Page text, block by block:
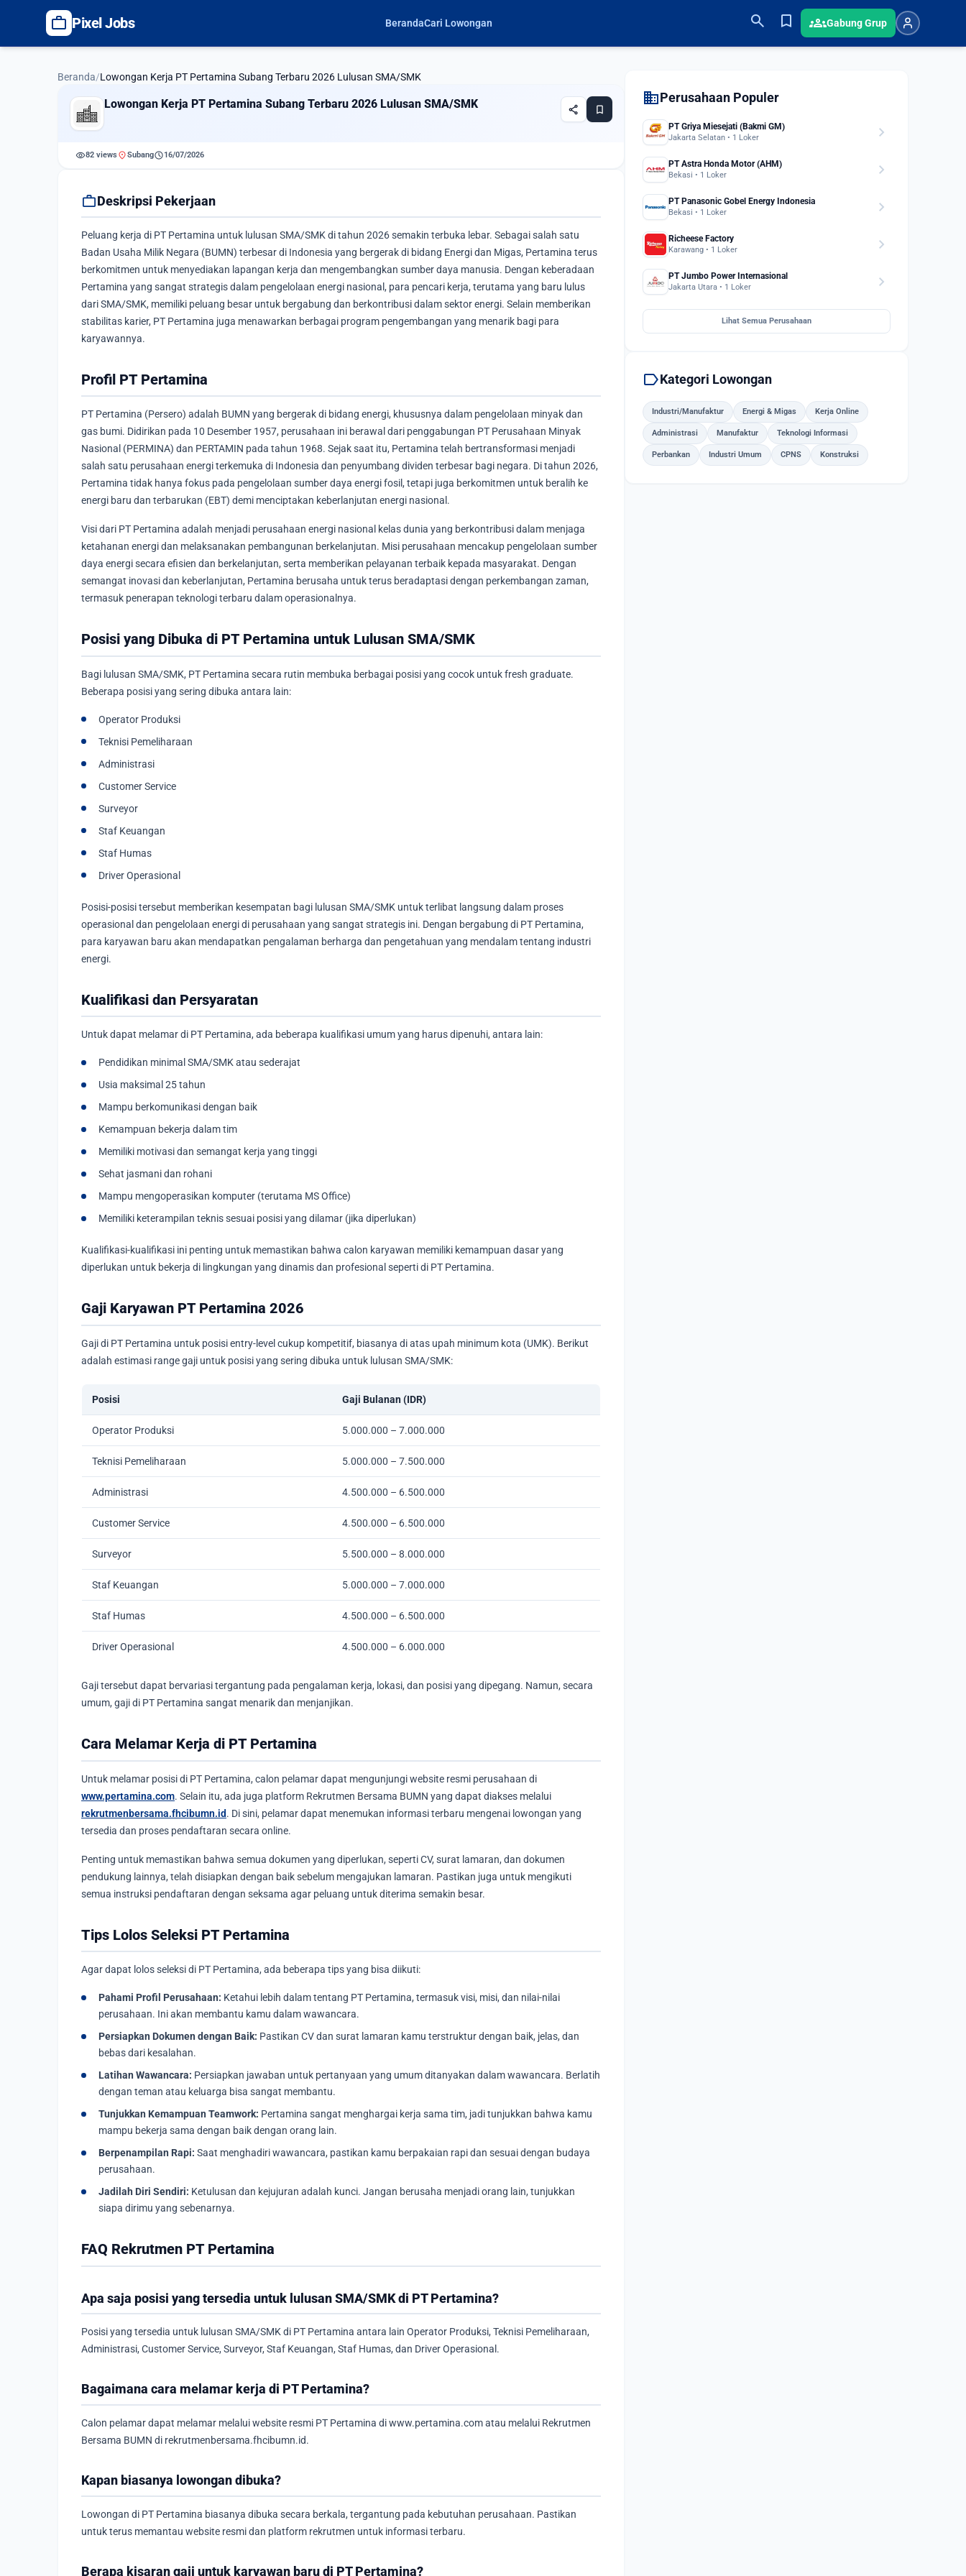
work Pixel Jobs BerandaCari Lowongan search bookmark groupsGabung Grup
Beranda/Lowongan Kerja PT Pertamina Subang Terbaru 2026 Lulusan SMA/SMK
Lowongan Kerja PT Pertamina Subang Terbaru 2026 Lulusan SMA/SMK share bookmark
visibility82 viewslocation_onSubangschedule16/07/2026
workDeskripsi Pekerjaan
Peluang kerja di PT Pertamina untuk lulusan SMA/SMK di tahun 2026 semakin terbuka lebar. Sebagai salah satu
Badan Usaha Milik Negara (BUMN) terbesar di Indonesia yang bergerak di bidang Energi dan Migas, Pertamina terus
berkomitmen untuk menyediakan lapangan kerja dan mengembangkan sumber daya manusia. Dengan keberadaan
Pertamina yang sangat strategis dalam pengelolaan energi nasional, para pencari kerja, terutama yang baru lulus
dari SMA/SMK, memiliki peluang besar untuk bergabung dan berkontribusi dalam sektor energi. Selain memberikan
stabilitas karier, PT Pertamina juga menawarkan berbagai program pengembangan yang menarik bagi para
karyawannya.
Profil PT Pertamina
PT Pertamina (Persero) adalah BUMN yang bergerak di bidang energi, khususnya dalam pengelolaan minyak dan
gas bumi. Didirikan pada 10 Desember 1957, perusahaan ini berawal dari penggabungan PT Perusahaan Minyak
Nasional (PERMINA) dan PERTAMIN pada tahun 1968. Sejak saat itu, Pertamina telah bertransformasi menjadi
salah satu perusahaan energi terkemuka di Indonesia dan penyumbang dividen terbesar bagi negara. Di tahun 2026,
Pertamina tidak hanya fokus pada pengelolaan sumber daya energi fosil, tetapi juga berkomitmen untuk beralih ke
energi baru dan terbarukan (EBT) demi menciptakan keberlanjutan energi nasional.
Visi dari PT Pertamina adalah menjadi perusahaan energi nasional kelas dunia yang berkontribusi dalam menjaga
ketahanan energi dan melaksanakan pembangunan berkelanjutan. Misi perusahaan mencakup pengelolaan sumber
daya energi secara efisien dan berkelanjutan, serta memberikan pelayanan terbaik kepada masyarakat. Dengan
semangat inovasi dan keberlanjutan, Pertamina berusaha untuk terus beradaptasi dengan perkembangan zaman,
termasuk penerapan teknologi terbaru dalam operasionalnya.
Posisi yang Dibuka di PT Pertamina untuk Lulusan SMA/SMK
Bagi lulusan SMA/SMK, PT Pertamina secara rutin membuka berbagai posisi yang cocok untuk fresh graduate.
Beberapa posisi yang sering dibuka antara lain:
Operator Produksi
Teknisi Pemeliharaan
Administrasi
Customer Service
Surveyor
Staf Keuangan
Staf Humas
Driver Operasional
Posisi-posisi tersebut memberikan kesempatan bagi lulusan SMA/SMK untuk terlibat langsung dalam proses
operasional dan pengelolaan energi di perusahaan yang sangat strategis ini. Dengan bergabung di PT Pertamina,
para karyawan baru akan mendapatkan pengalaman berharga dan pengetahuan yang mendalam tentang industri
energi.
Kualifikasi dan Persyaratan
Untuk dapat melamar di PT Pertamina, ada beberapa kualifikasi umum yang harus dipenuhi, antara lain:
Pendidikan minimal SMA/SMK atau sederajat
Usia maksimal 25 tahun
Mampu berkomunikasi dengan baik
Kemampuan bekerja dalam tim
Memiliki motivasi dan semangat kerja yang tinggi
Sehat jasmani dan rohani
Mampu mengoperasikan komputer (terutama MS Office)
Memiliki keterampilan teknis sesuai posisi yang dilamar (jika diperlukan)
Kualifikasi-kualifikasi ini penting untuk memastikan bahwa calon karyawan memiliki kemampuan dasar yang
diperlukan untuk bekerja di lingkungan yang dinamis dan profesional seperti di PT Pertamina.
Gaji Karyawan PT Pertamina 2026
Gaji di PT Pertamina untuk posisi entry-level cukup kompetitif, biasanya di atas upah minimum kota (UMK). Berikut
adalah estimasi range gaji untuk posisi yang sering dibuka untuk lulusan SMA/SMK:
Posisi Gaji Bulanan (IDR)
Operator Produksi 5.000.000 – 7.000.000
Teknisi Pemeliharaan 5.000.000 – 7.500.000
Administrasi 4.500.000 – 6.500.000
Customer Service 4.500.000 – 6.500.000
Surveyor 5.500.000 – 8.000.000
Staf Keuangan 5.000.000 – 7.000.000
Staf Humas 4.500.000 – 6.500.000
Driver Operasional 4.500.000 – 6.000.000
Gaji tersebut dapat bervariasi tergantung pada pengalaman kerja, lokasi, dan posisi yang dipegang. Namun, secara
umum, gaji di PT Pertamina sangat menarik dan menjanjikan.
Cara Melamar Kerja di PT Pertamina
Untuk melamar posisi di PT Pertamina, calon pelamar dapat mengunjungi website resmi perusahaan di
www.pertamina.com. Selain itu, ada juga platform Rekrutmen Bersama BUMN yang dapat diakses melalui
rekrutmenbersama.fhcibumn.id. Di sini, pelamar dapat menemukan informasi terbaru mengenai lowongan yang
tersedia dan proses pendaftaran secara online.
Penting untuk memastikan bahwa semua dokumen yang diperlukan, seperti CV, surat lamaran, dan dokumen
pendukung lainnya, telah disiapkan dengan baik sebelum mengajukan lamaran. Pastikan juga untuk mengikuti
semua instruksi pendaftaran dengan seksama agar peluang untuk diterima semakin besar.
Tips Lolos Seleksi PT Pertamina
Agar dapat lolos seleksi di PT Pertamina, ada beberapa tips yang bisa diikuti:
Pahami Profil Perusahaan: Ketahui lebih dalam tentang PT Pertamina, termasuk visi, misi, dan nilai-nilai
perusahaan. Ini akan membantu kamu dalam wawancara.
Persiapkan Dokumen dengan Baik: Pastikan CV dan surat lamaran kamu terstruktur dengan baik, jelas, dan
bebas dari kesalahan.
Latihan Wawancara: Persiapkan jawaban untuk pertanyaan yang umum ditanyakan dalam wawancara. Berlatih
dengan teman atau keluarga bisa sangat membantu.
Tunjukkan Kemampuan Teamwork: Pertamina sangat menghargai kerja sama tim, jadi tunjukkan bahwa kamu
mampu bekerja sama dengan baik dengan orang lain.
Berpenampilan Rapi: Saat menghadiri wawancara, pastikan kamu berpakaian rapi dan sesuai dengan budaya
perusahaan.
Jadilah Diri Sendiri: Ketulusan dan kejujuran adalah kunci. Jangan berusaha menjadi orang lain, tunjukkan
siapa dirimu yang sebenarnya.
FAQ Rekrutmen PT Pertamina
Apa saja posisi yang tersedia untuk lulusan SMA/SMK di PT Pertamina?
Posisi yang tersedia untuk lulusan SMA/SMK di PT Pertamina antara lain Operator Produksi, Teknisi Pemeliharaan,
Administrasi, Customer Service, Surveyor, Staf Keuangan, Staf Humas, dan Driver Operasional.
Bagaimana cara melamar kerja di PT Pertamina?
Calon pelamar dapat melamar melalui website resmi PT Pertamina di www.pertamina.com atau melalui Rekrutmen
Bersama BUMN di rekrutmenbersama.fhcibumn.id.
Kapan biasanya lowongan dibuka?
Lowongan di PT Pertamina biasanya dibuka secara berkala, tergantung pada kebutuhan perusahaan. Pastikan
untuk terus memantau website resmi dan platform rekrutmen untuk informasi terbaru.
Berapa kisaran gaji untuk karyawan baru di PT Pertamina?
domainPerusahaan Populer
PT Griya Miesejati (Bakmi GM)
Jakarta Selatan • 1 Loker chevron_right
PT Astra Honda Motor (AHM)
Bekasi • 1 Loker chevron_right
PT Panasonic Gobel Energy Indonesia
Bekasi • 1 Loker chevron_right
Richeese Factory
Karawang • 1 Loker chevron_right
PT Jumbo Power Internasional
Jakarta Utara • 1 Loker chevron_right
Lihat Semua Perusahaan
labelKategori Lowongan
Industri/Manufaktur Energi & Migas Kerja Online
Administrasi Manufaktur Teknologi Informasi
Perbankan Industri Umum CPNS Konstruksi